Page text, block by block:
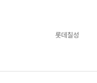
롯데칠성